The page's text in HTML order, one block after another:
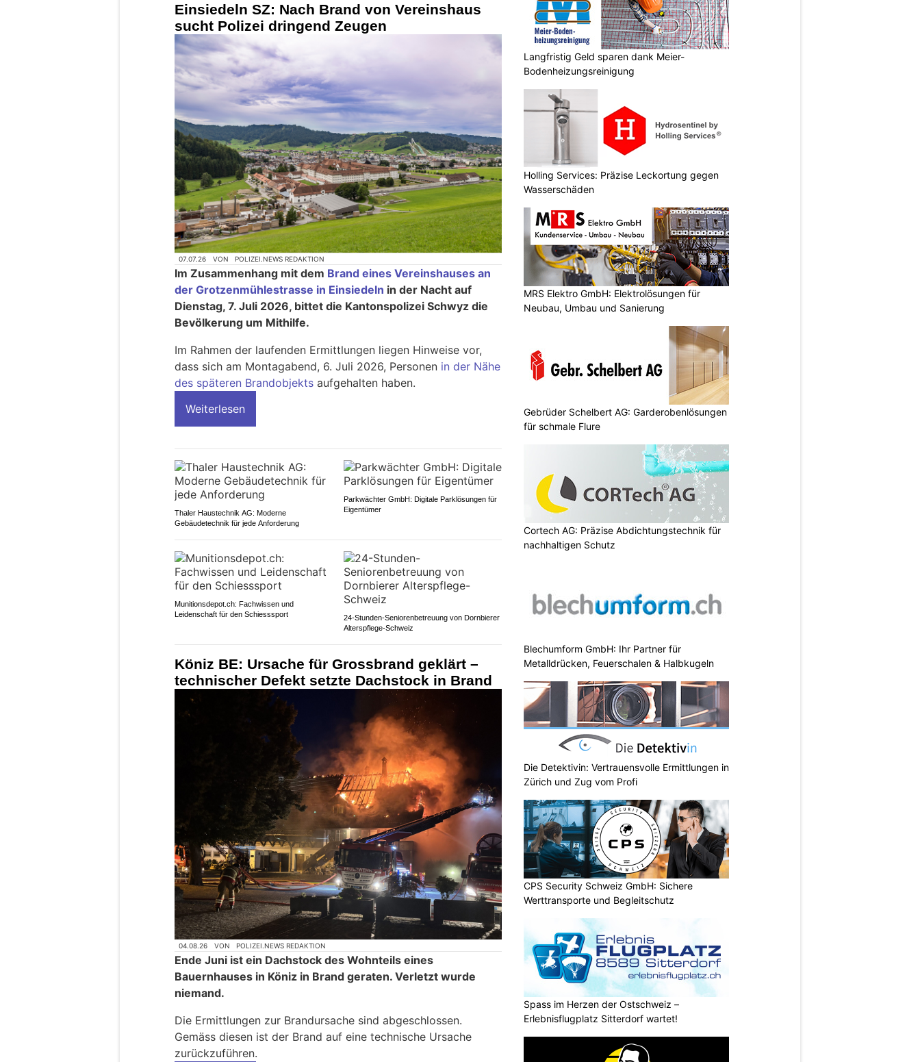
Einsiedeln SZ: Nach Brand von Vereinshaus
sucht Polizei dringend Zeugen
07.07.26 VON POLIZEI.NEWS REDAKTION
Im Zusammenhang mit dem Brand eines Vereinshauses an
der Grotzenmühlestrasse in Einsiedeln in der Nacht auf
Dienstag, 7. Juli 2026, bittet die Kantonspolizei Schwyz die
Bevölkerung um Mithilfe.
Im Rahmen der laufenden Ermittlungen liegen Hinweise vor,
dass sich am Montagabend, 6. Juli 2026, Personen in der Nähe
des späteren Brandobjekts aufgehalten haben.
Weiterlesen
Thaler Haustechnik AG: Moderne
Gebäudetechnik für jede Anforderung
Parkwächter GmbH: Digitale Parklösungen für
Eigentümer
Munitionsdepot.ch: Fachwissen und
Leidenschaft für den Schiesssport
24-Stunden-Seniorenbetreuung von Dornbierer
Alterspflege-Schweiz
Köniz BE: Ursache für Grossbrand geklärt –
technischer Defekt setzte Dachstock in Brand
04.08.26 VON POLIZEI.NEWS REDAKTION
Ende Juni ist ein Dachstock des Wohnteils eines
Bauernhauses in Köniz in Brand geraten. Verletzt wurde
niemand.
Die Ermittlungen zur Brandursache sind abgeschlossen.
Gemäss diesen ist der Brand auf eine technische Ursache
zurückzuführen.
Langfristig Geld sparen dank Meier-
Bodenheizungsreinigung
Holling Services: Präzise Leckortung gegen
Wasserschäden
MRS Elektro GmbH: Elektrolösungen für
Neubau, Umbau und Sanierung
Gebrüder Schelbert AG: Garderobenlösungen
für schmale Flure
Cortech AG: Präzise Abdichtungstechnik für
nachhaltigen Schutz
Blechumform GmbH: Ihr Partner für
Metalldrücken, Feuerschalen & Halbkugeln
Die Detektivin: Vertrauensvolle Ermittlungen in
Zürich und Zug vom Profi
CPS Security Schweiz GmbH: Sichere
Werttransporte und Begleitschutz
Spass im Herzen der Ostschweiz –
Erlebnisflugplatz Sitterdorf wartet!